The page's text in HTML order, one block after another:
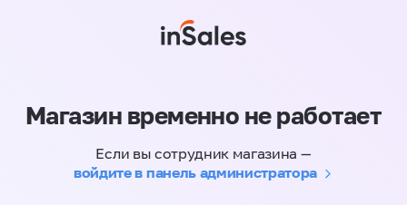
Магазин временно не работает
Если вы сотрудник магазина —
войдите в панель администратора